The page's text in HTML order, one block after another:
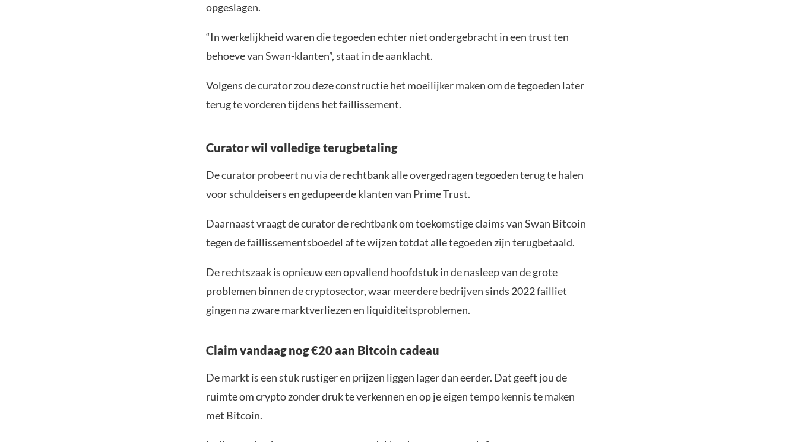
opgeslagen.
“In werkelijkheid waren die tegoeden echter niet ondergebracht in een trust ten
behoeve van Swan-klanten”, staat in de aanklacht.
Volgens de curator zou deze constructie het moeilijker maken om de tegoeden later
terug te vorderen tijdens het faillissement.
Curator wil volledige terugbetaling
De curator probeert nu via de rechtbank alle overgedragen tegoeden terug te halen
voor schuldeisers en gedupeerde klanten van Prime Trust.
Daarnaast vraagt de curator de rechtbank om toekomstige claims van Swan Bitcoin
tegen de faillissementsboedel af te wijzen totdat alle tegoeden zijn terugbetaald.
De rechtszaak is opnieuw een opvallend hoofdstuk in de nasleep van de grote
problemen binnen de cryptosector, waar meerdere bedrijven sinds 2022 failliet
gingen na zware marktverliezen en liquiditeitsproblemen.
Claim vandaag nog €20 aan Bitcoin cadeau
De markt is een stuk rustiger en prijzen liggen lager dan eerder. Dat geeft jou de
ruimte om crypto zonder druk te verkennen en op je eigen tempo kennis te maken
met Bitcoin.